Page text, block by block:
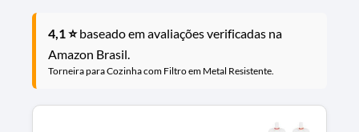
4,1 ⭐baseado em avaliações verificadas na
Amazon Brasil.
Torneira para Cozinha com Filtro em Metal Resistente.